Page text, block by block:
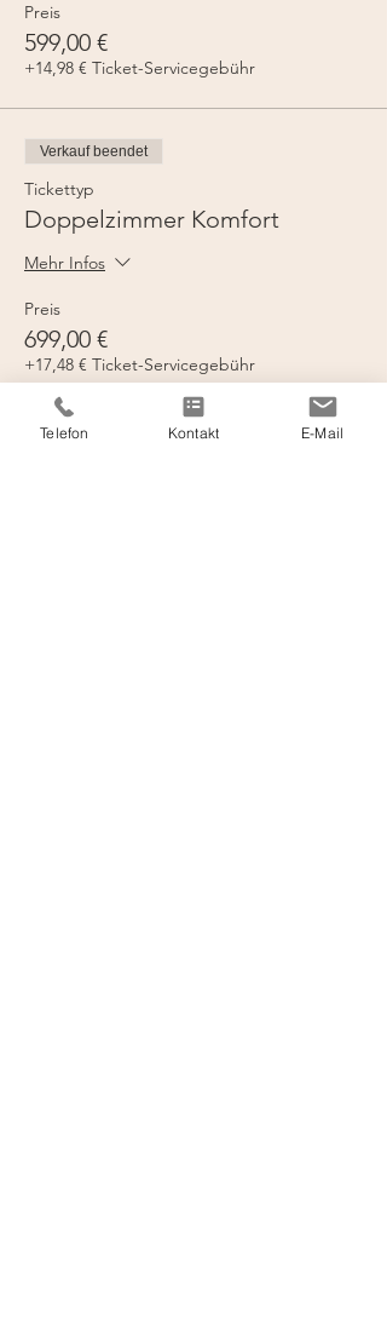
Preis
599,00 €
+14,98 € Ticket-Servicegebühr
Verkauf beendet
Tickettyp
Doppelzimmer Komfort
Mehr Infos
Preis
699,00 €
+17,48 € Ticket-Servicegebühr
Telefon Kontakt E-Mail